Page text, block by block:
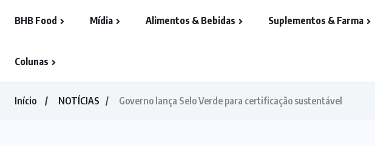
BHB Food Mídia Alimentos & Bebidas Suplementos & Farma
Colunas
Início NOTÍCIAS Governo lança Selo Verde para certificação sustentável